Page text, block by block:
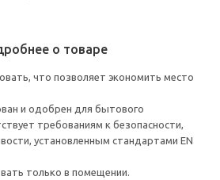
о товаре
что позволяет экономить место
и одобрен для бытового
требованиям к безопасности,
установленным стандартами EN
только в помещении.